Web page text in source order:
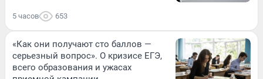
5 часов 653
«Как они получают сто баллов —
серьезный вопрос». О кризисе ЕГЭ,
всего образования и ужасах